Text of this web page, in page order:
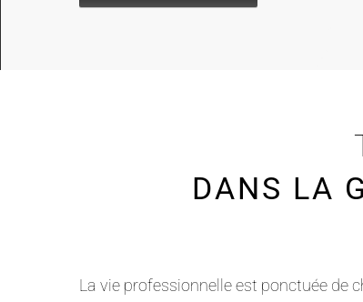
DANS LA
La vie professionnelle est ponctuée de